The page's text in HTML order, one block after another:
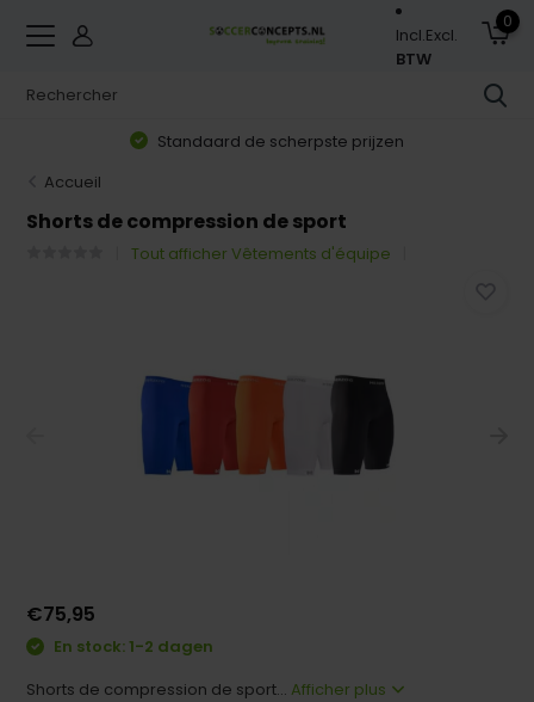
Incl.Excl.
BTW
0
Standaard de scherpste prijzen
Accueil
Shorts de compression de sport
Tout afficher Vêtements d'équipe
€75,95
En stock: 1-2 dagen
Shorts de compression de sport... Afficher plus